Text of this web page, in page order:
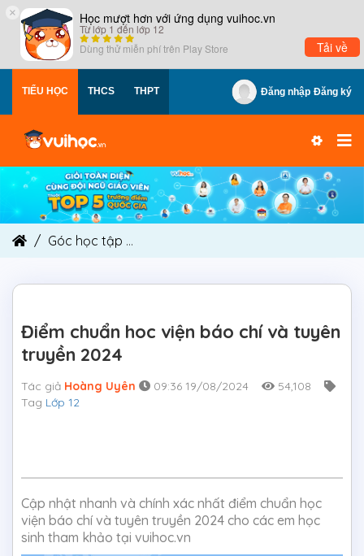
× Học mượt hơn với ứng dụng vuihoc.vn
Từ lớp 1 đến lớp 12
Dùng thử miễn phí trên Play Store Tải về
TIỂU HỌC THCS THPT Đăng nhập Đăng ký
Góc học tập
Điểm chuẩn hoc viện báo chí và tuyên
truyền 2024
Tác giả Hoàng Uyên 09:36 19/08/2024
54,108
Tag Lớp 12
Cập nhật nhanh và chính xác nhất điểm chuẩn học
viện báo chí và tuyên truyền 2024 cho các em học
sinh tham khảo tại vuihoc.vn